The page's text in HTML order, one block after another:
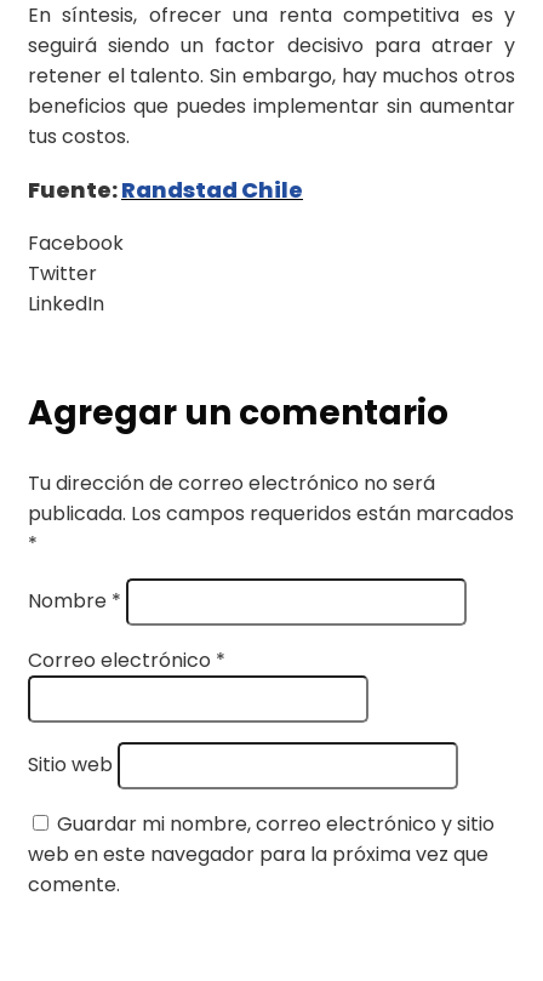
En síntesis, ofrecer una renta competitiva es y
seguirá siendo un factor decisivo para atraer y
retener el talento. Sin embargo, hay muchos otros
beneficios que puedes implementar sin aumentar
tus costos.
Fuente:Randstad Chile
Facebook
Twitter
LinkedIn
Agregar un comentario
Tu dirección de correo electrónico no será
publicada. Los campos requeridos están marcados
*
Nombre *
Correo electrónico *
Sitio web
Guardar mi nombre, correo electrónico y sitio
web en este navegador para la próxima vez que
comente.